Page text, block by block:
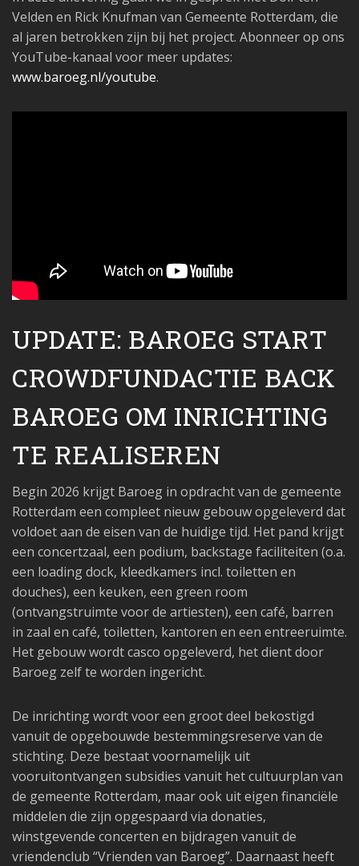
Velden en Rick Knufman van Gemeente Rotterdam, die
al jaren betrokken zijn bij het project. Abonneer op ons
YouTube-kanaal voor meer updates:
www.baroeg.nl/youtube.
UPDATE: BAROEG START
CROWDFUNDACTIE BACK
BAROEG OM INRICHTING
TE REALISEREN
Begin 2026 krijgt Baroeg in opdracht van de gemeente
Rotterdam een compleet nieuw gebouw opgeleverd dat
voldoet aan de eisen van de huidige tijd. Het pand krijgt
een concertzaal, een podium, backstage faciliteiten (o.a.
een loading dock, kleedkamers incl. toiletten en
douches), een keuken, een green room
(ontvangstruimte voor de artiesten), een café, barren
in zaal en café, toiletten, kantoren en een entreeruimte.
Het gebouw wordt casco opgeleverd, het dient door
Baroeg zelf te worden ingericht.
De inrichting wordt voor een groot deel bekostigd
vanuit de opgebouwde bestemmingsreserve van de
stichting. Deze bestaat voornamelijk uit
vooruitontvangen subsidies vanuit het cultuurplan van
de gemeente Rotterdam, maar ook uit eigen financiële
middelen die zijn opgespaard via donaties,
winstgevende concerten en bijdragen vanuit de
vriendenclub “Vrienden van Baroeg”. Daarnaast heeft